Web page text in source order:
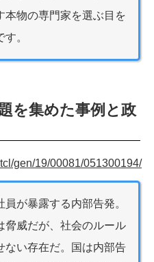
本物の専門家を選ぶ目を
。
を集めた事例と政
gen/19/00081/051300194/
が暴露する内部告発。
脅威だが、社会のルール
ない存在だ。国は内部告